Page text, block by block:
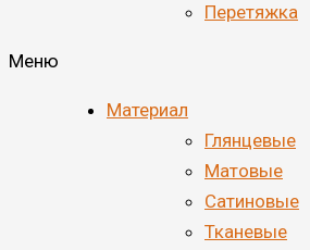
Перетяжка
Меню
Материал
Глянцевые
Матовые
Сатиновые
Тканевые